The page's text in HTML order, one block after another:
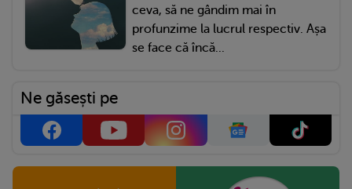
ceva, să ne gândim mai în
profunzime la lucrul respectiv. Așa
se face că încă...
Ne găsești pe